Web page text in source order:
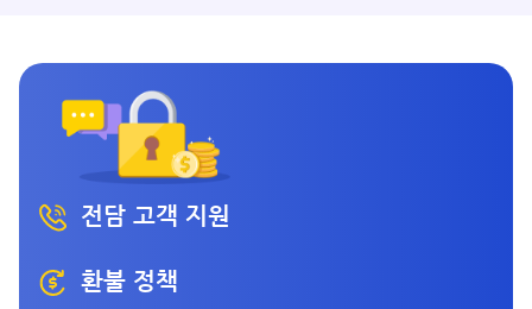
전담 고객 지원
환불 정책